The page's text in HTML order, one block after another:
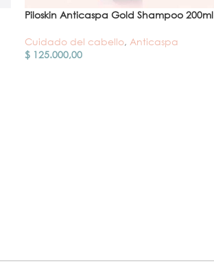
Piloskin Anticaspa Gold Shampoo 200ml
Cuidado del cabello, Anticaspa
$125.000,00